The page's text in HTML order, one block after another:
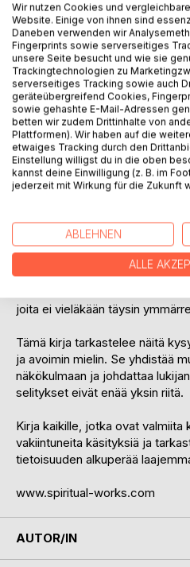
BESCHREIBUNG
Mistä ihmisen tieto on peräisin?
Jo vuosituhansien ajan eri
kohtaamisista, väliintuloista ja
syntyneen ihmisen omasta
olentoja, joiden kerrotaan
- sekä oivalluksia, jotka
Ovatko kyseessä todelliset
joita ei vieläkään täysin
Tämä kirja tarkastelee näitä
ja avoimin mielin. Se yhdistää
näkökulmaan ja johdattaa
selitykset eivät enää yksin riitä.
Kirja kaikille, jotka ovat valmiita
vakiintuneita käsityksiä ja
tietoisuuden alkuperää
www.spiritual-works.com
AUTOR/IN
Wir nutzen Cookies und
Website. Einige von ihnen sind
Daneben verwenden wir
Fingerprints sowie serverseitiges
unsere Seite besucht und wie sie
Trackingtechnologien zu
serverseitiges Tracking sowie auch
geräteübergreifend Cookies,
sowie gehashte E-Mail-Adressen
betten wir zudem Drittinhalte von
Plattformen). Wir haben auf die
etwaiges Tracking durch den
Einstellung willigst du in die oben
kannst deine Einwilligung (z. B. im
jederzeit mit Wirkung für die Zukunft
ABLEHNEN
ALLE